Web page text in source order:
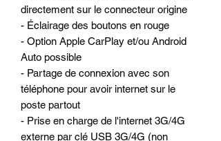
directement sur le connecteur origine
- Éclairage des boutons en rouge
- Option Apple CarPlay et/ou Android
Auto possible
- Partage de connexion avec son
téléphone pour avoir internet sur le
poste partout
- Prise en charge de l'internet 3G/4G
externe par clé USB 3G/4G (non